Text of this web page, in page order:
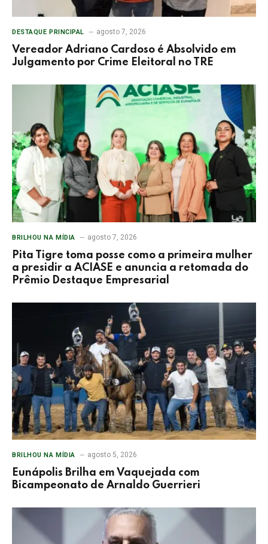
DESTAQUE PRINCIPAL agosto 7, 2026
Vereador Adriano Cardoso é Absolvido em
Julgamento por Crime Eleitoral no TRE
BRILHOU NA MÍDIA agosto 7, 2026
Pita Tigre toma posse como a primeira mulher
a presidir a ACIASE e anuncia a retomada do
Prêmio Destaque Empresarial
BRILHOU NA MÍDIA agosto 5, 2026
Eunápolis Brilha em Vaquejada com
Bicampeonato de Arnaldo Guerrieri